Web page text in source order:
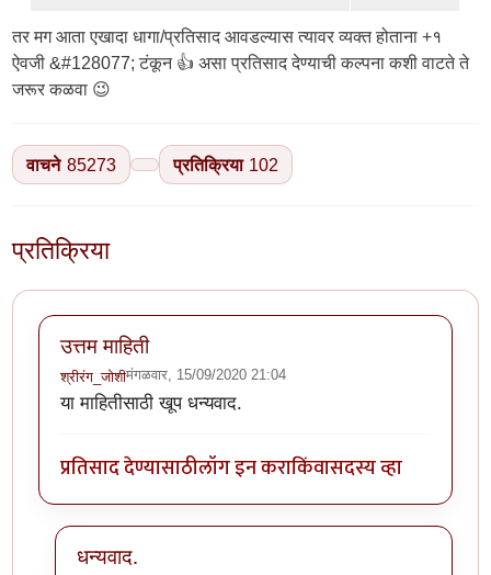
तर मग आता एखादा धागा/प्रतिसाद आवडल्यास त्यावर व्यक्त होताना +१
ऐवजी &#128077; टंकून 👍 असा प्रतिसाद देण्याची कल्पना कशी वाटते ते
जरूर कळवा 😉
वाचने 85273 प्रतिक्रिया 102
प्रतिक्रिया
उत्तम माहिती
श्रीरंग_जोशीमंगळवार, 15/09/2020 21:04
या माहितीसाठी खूप धन्यवाद.
प्रतिसाद देण्यासाठीलॉग इन कराकिंवासदस्य व्हा
धन्यवाद.